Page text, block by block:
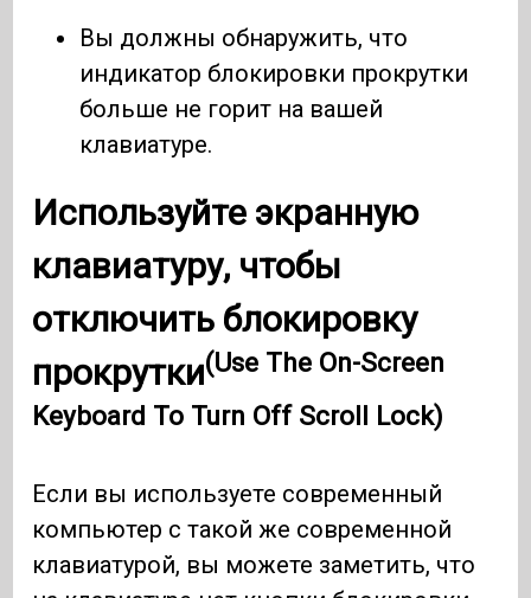
Вы должны обнаружить, что
индикатор блокировки прокрутки
больше не горит на вашей
клавиатуре.
Используйте экранную
клавиатуру, чтобы
отключить блокировку
прокрутки(Use The On-Screen
Keyboard To Turn Off Scroll Lock)
Если вы используете современный
компьютер с такой же современной
клавиатурой, вы можете заметить, что